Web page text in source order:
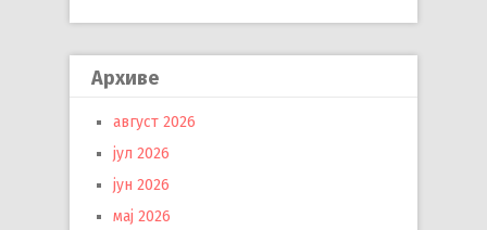
Архиве
август 2026
јул 2026
јун 2026
мај 2026